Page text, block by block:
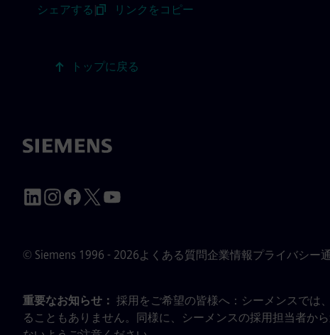
シェアする | リンクをコピー
トップに戻る
© Siemens 1996 - 2026よくある質問企業情報プライバシー
重要なお知らせ： 採用をご希望の皆様へ：シーメンスでは
ることもありません。同様に、シーメンスの採用担当者か